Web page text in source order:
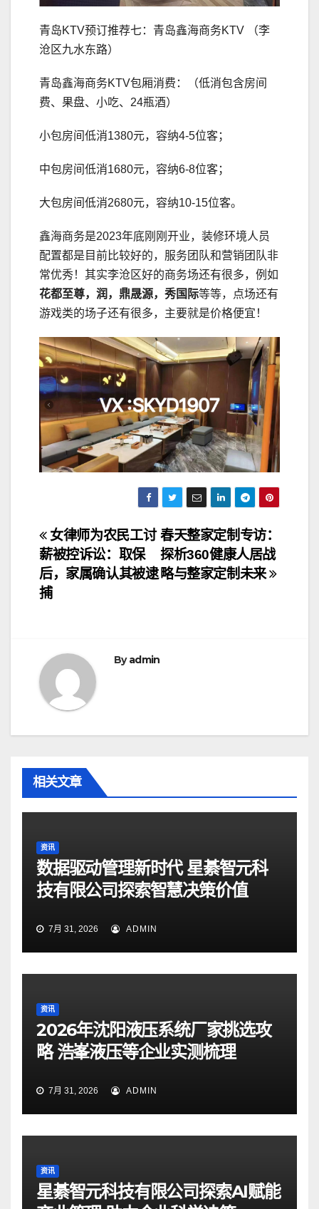
青岛KTV预订推荐七：青岛鑫海商务KTV （李
沧区九水东路）
青岛鑫海商务KTV包厢消费：（低消包含房间
费、果盘、小吃、24瓶酒）
小包房间低消1380元，容纳4-5位客；
中包房间低消1680元，容纳6-8位客；
大包房间低消2680元，容纳10-15位客。
鑫海商务是2023年底刚刚开业，装修环境人员
配置都是目前比较好的，服务团队和营销团队非
常优秀！其实李沧区好的商务场还有很多，例如
花都至尊，润，鼎晟源，秀国际等等，点场还有
游戏类的场子还有很多，主要就是价格便宜！
文
章
导
春天整家定制专访：
探析360健康人居战
略与整家定制未来
女律师为农民工讨
薪被控诉讼：取保
后，家属确认其被逮
捕
Byadmin
相关文章
资讯
数据驱动管理新时代 星綦智元科
技有限公司探索智慧决策价值
7月 31, 2026 ADMIN
资讯
2026年沈阳液压系统厂家挑选攻
略 浩峯液压等企业实测梳理
7月 31, 2026 ADMIN
资讯
星綦智元科技有限公司探索AI赋能